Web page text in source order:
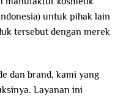
untuk pihak lain
tersebut dengan merek
dan brand, kami yang
Layanan ini